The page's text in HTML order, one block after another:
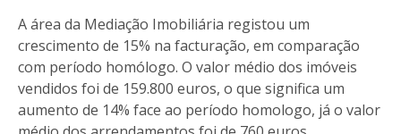
A área da Mediação Imobiliária registou um
crescimento de 15% na facturação, em comparação
com período homólogo. O valor médio dos imóveis
vendidos foi de 159.800 euros, o que significa um
aumento de 14% face ao período homologo, já o valor